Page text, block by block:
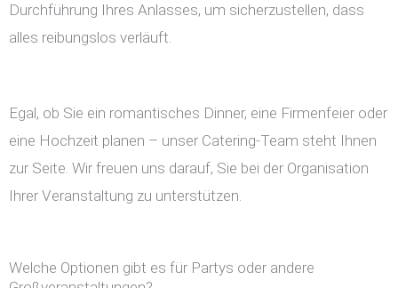
Durchführung Ihres Anlasses, um sicherzustellen, dass
alles reibungslos verläuft.
Egal, ob Sie ein romantisches Dinner, eine Firmenfeier oder
eine Hochzeit planen – unser Catering-Team steht Ihnen
zur Seite. Wir freuen uns darauf, Sie bei der Organisation
Ihrer Veranstaltung zu unterstützen.
Welche Optionen gibt es für Partys oder andere